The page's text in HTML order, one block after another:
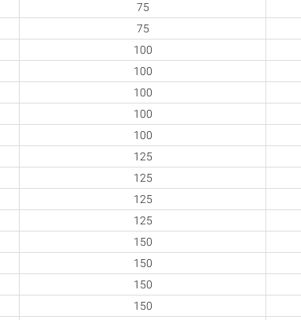
75
75
100
100
100
100
100
125
125
125
125
150
150
150
150